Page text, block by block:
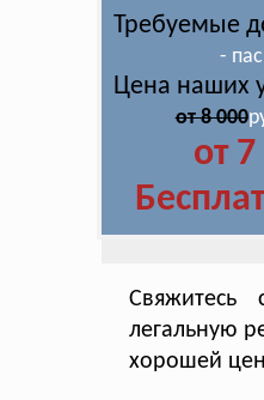
Требуемые
-
Цена наших
от 8 000
от
легальную
хорошей